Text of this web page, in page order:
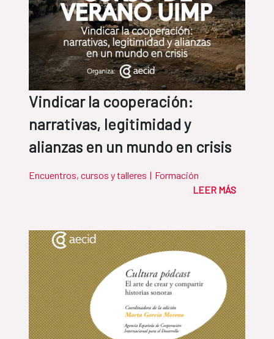
Vindicar la cooperación:
narrativas, legitimidad y
alianzas en un mundo en crisis
Encuentros, cursos y talleres | Formación
LEER MÁS